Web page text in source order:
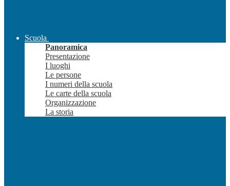
Scuola
Panoramica
Presentazione
I luoghi
Le persone
I numeri della scuola
Le carte della scuola
Organizzazione
La storia